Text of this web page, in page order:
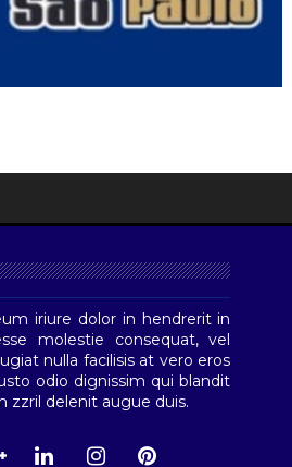
iriure dolor in hendrerit in
molestie consequat, vel
nulla facilisis at vero eros
odio dignissim qui blandit
zzril delenit augue duis.